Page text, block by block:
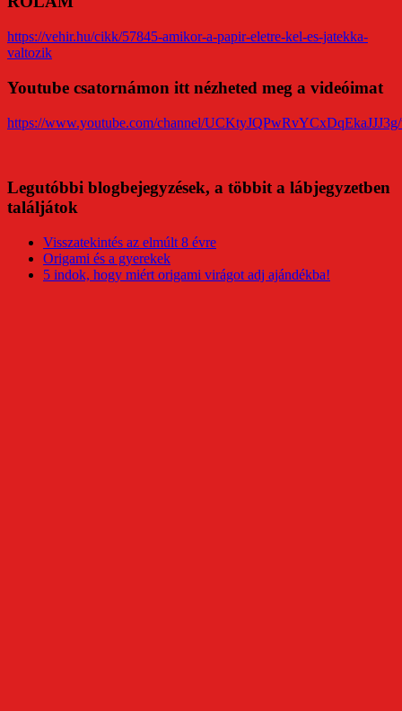
https://vehir.hu/cikk/57845-amikor-a-papir-eletre-kel-es-jatekka-
valtozik
Youtube csatornámon itt nézheted meg a videóimat
https://www.youtube.com/channel/
Legutóbbi blogbejegyzések, a többit a lábjegyzetben
találjátok
Visszatekintés az elmúlt 8 évre
Origami és a gyerekek
5 indok, hogy miért origami virágot adj ajándékba!